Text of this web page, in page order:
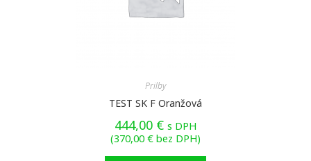
Prilby
TEST SK F Oranžová
444,00 € s DPH
(370,00 € bez DPH)